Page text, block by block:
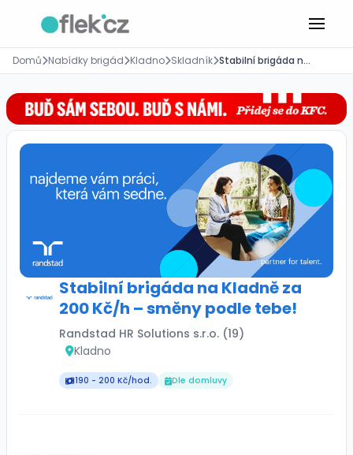
Domů Nabídky brigád Kladno Skladník Stabilní brigáda na Kladně za 200 Kč/h – směny podle tebe!
Stabilní brigáda na Kladně za
200 Kč/h – směny podle tebe!
Randstad HR Solutions s.r.o. (19)
Kladno
190 - 200 Kč/hod. Dle domluvy